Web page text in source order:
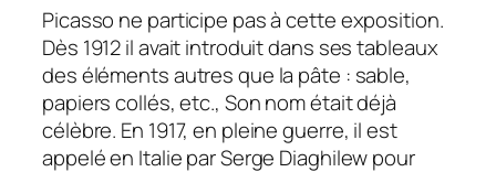
Picasso ne participe pas à cette exposition.
Dès 1912 il avait introduit dans ses tableaux
des éléments autres que la pâte : sable,
papiers collés, etc., Son nom était déjà
célèbre. En 1917, en pleine guerre, il est
appelé en Italie par Serge Diaghilew pour